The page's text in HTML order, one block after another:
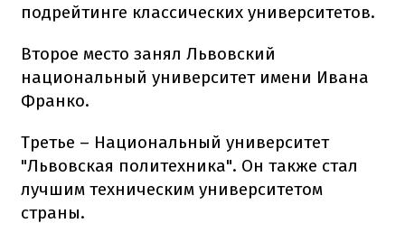
подрейтинге классических университетов.
Второе место занял Львовский
национальный университет имени Ивана
Франко.
Третье – Национальный университет
"Львовская политехника". Он также стал
лучшим техническим университетом
страны.